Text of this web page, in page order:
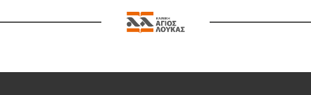
Νοσοκομεία στην επικράτεια της Σουηδίας και της
κλινική Specialist center Scandinavia στη